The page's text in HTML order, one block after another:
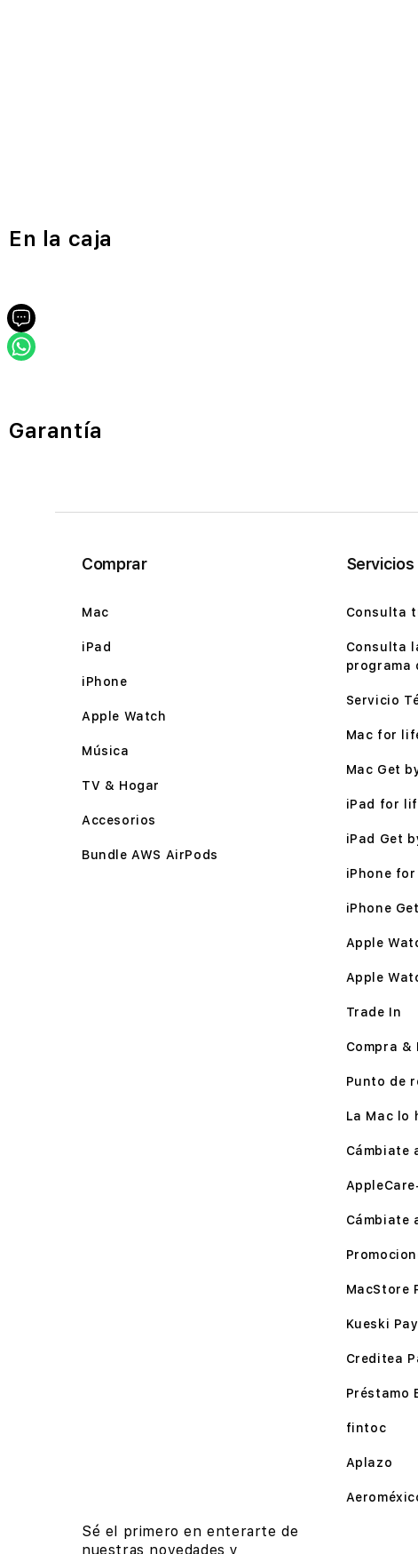
En la caja
Garantía
Comprar
Mac
iPad
iPhone
Apple Watch
Música
TV & Hogar
Accesorios
Bundle AWS AirPods
Servicios
Consulta
Consulta
programa
Servicio
Mac for
Mac Get
iPad for
iPad Get
iPhone
iPhone
Apple
Apple
Trade In
Compra &
Punto de
La Mac lo
Cámbiate
Cámbiate
MacStore
Kueski Pay
Creditea
Préstamo
fintoc
Aplazo
Sé el primero en enterarte de
nuestras novedades y